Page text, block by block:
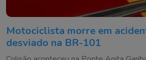
Motociclista morre em
desviado na BR-101